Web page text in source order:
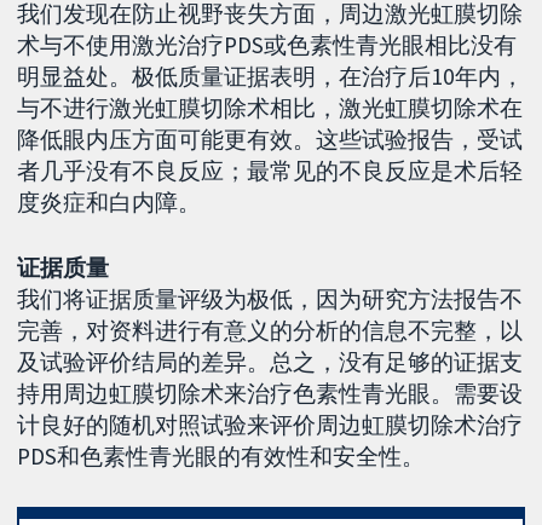
我们发现在防止视野丧失方面，周边激光虹膜切除
术与不使用激光治疗PDS或色素性青光眼相比没有
明显益处。极低质量证据表明，在治疗后10年内，
与不进行激光虹膜切除术相比，激光虹膜切除术在
降低眼内压方面可能更有效。这些试验报告，受试
者几乎没有不良反应；最常见的不良反应是术后轻
度炎症和白内障。
证据质量
我们将证据质量评级为极低，因为研究方法报告不
完善，对资料进行有意义的分析的信息不完整，以
及试验评价结局的差异。总之，没有足够的证据支
持用周边虹膜切除术来治疗色素性青光眼。需要设
计良好的随机对照试验来评价周边虹膜切除术治疗
PDS和色素性青光眼的有效性和安全性。